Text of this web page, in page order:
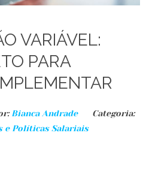
VARIÁVEL:
PARA
Bianca Andrade
Categoria:
e Políticas Salariais